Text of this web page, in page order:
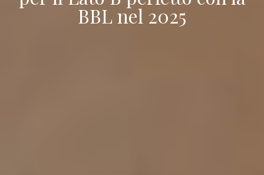
BBL nel 2025